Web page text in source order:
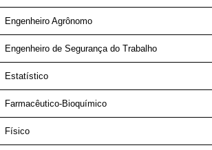
Engenheiro Agrônomo
Engenheiro de Segurança do Trabalho
Estatístico
Farmacêutico-Bioquímico
Físico